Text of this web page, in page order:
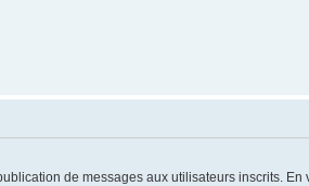
de messages aux utilisateurs inscrits.